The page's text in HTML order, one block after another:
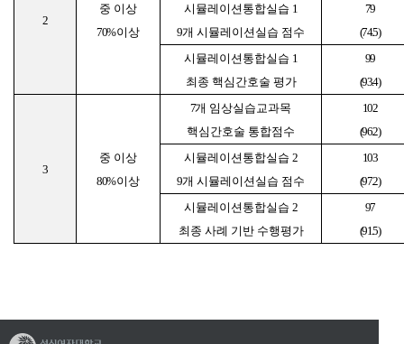
2
중 이상
70%이상
시뮬레이션통합실습 1
9개 시뮬레이션실습 점수
79
(74.5)
시뮬레이션통합실습 1
최종 핵심간호술 평가
99
(93.4)
3
중 이상
80%이상
7개 임상실습교과목
핵심간호술 통합점수
102
(96.2)
시뮬레이션통합실습2
9개 시뮬레이션실습 점수
103
(97.2)
시뮬레이션통합실습2
최종 사례 기반 수행평가
97
(91.5)